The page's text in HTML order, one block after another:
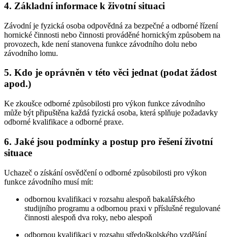
4. Základní informace k životní situaci
Závodní je fyzická osoba odpovědná za bezpečné a odborné řízení
hornické činnosti nebo činnosti prováděné hornickým způsobem na
provozech, kde není stanovena funkce závodního dolu nebo
závodního lomu.
5. Kdo je oprávněn v této věci jednat (podat žádost
apod.)
Ke zkoušce odborné způsobilosti pro výkon funkce závodního
může být připuštěna každá fyzická osoba, která splňuje požadavky
odborné kvalifikace a odborné praxe.
6. Jaké jsou podmínky a postup pro řešení životní
situace
Uchazeč o získání osvědčení o odborné způsobilosti pro výkon
funkce závodního musí mít:
odbornou kvalifikaci v rozsahu alespoň bakalářského
studijního programu a odbornou praxi v příslušné regulované
činnosti alespoň dva roky, nebo alespoň
odbornou kvalifikaci v rozsahu středoškolského vzdělání